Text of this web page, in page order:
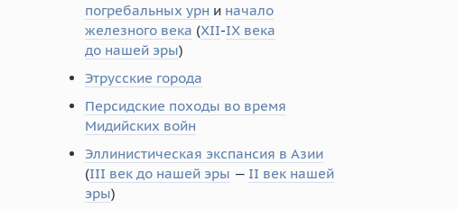
погребальных урн и начало
железного века (XII-IX века
до нашей эры)
Этрусские города
Персидские походы во время
Мидийских войн
Эллинистическая экспансия в Азии
(III век до нашей эры — II век нашей
эры)